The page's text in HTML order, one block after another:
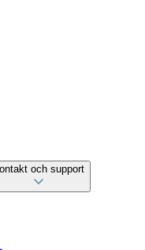
och support